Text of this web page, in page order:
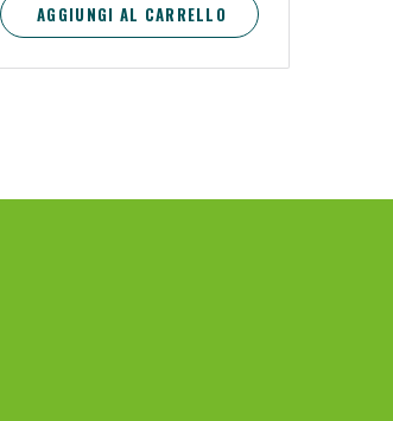
AGGIUNGI AL CARRELLO